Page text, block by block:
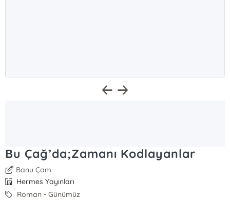
Bu Çağ’da;Zamanı Kodlayanlar
Banu Çam
Hermes Yayınları
Roman - Günümüz